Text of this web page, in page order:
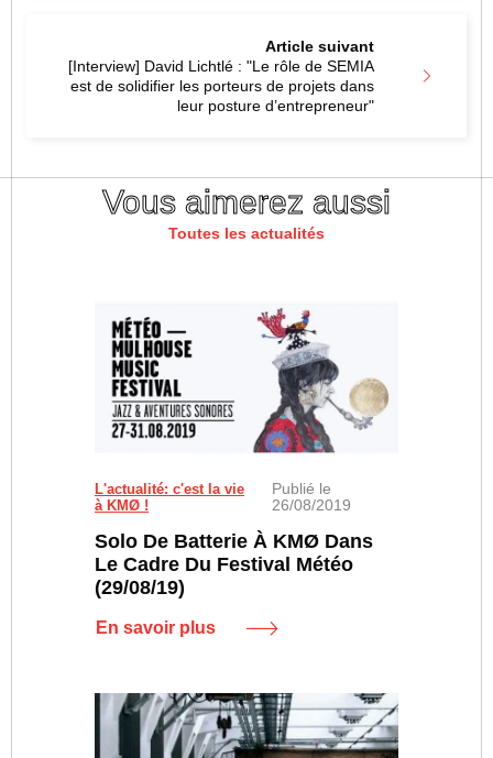
Article suivant
[Interview] David Lichtlé : "Le rôle de SEMIA
est de solidifier les porteurs de projets dans
leur posture d’entrepreneur"
Vous aimerez aussi
Toutes les actualités
L'actualité: c'est la vie
à KMØ !
Publié le
26/08/2019
Solo De Batterie À KMØ Dans
Le Cadre Du Festival Météo
(29/08/19)
En savoir plus